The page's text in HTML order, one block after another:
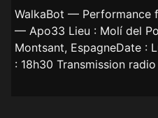
WalkaBot — Performance
— Apo33 Lieu : Molí del
Montsant, EspagneDate :
: 18h30 Transmission radio